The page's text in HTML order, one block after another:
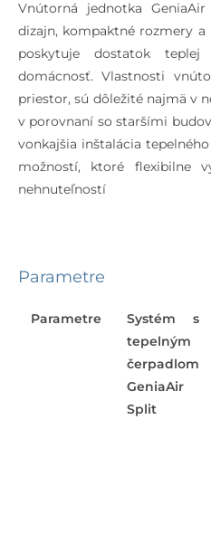
Vnútorná jednotka
dizajn, kompaktné rozmery
poskytuje dostatok
domácnosť. Vlastnosti
priestor, sú dôležité najmä v
v porovnaní so staršími
vonkajšia inštalácia
možností, ktoré flexibilne
nehnuteľností
Parametre
Parametre
Systém s
tepelným
čerpadlom
GeniaAir
Split